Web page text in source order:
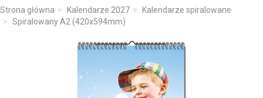
Strona główna Kalendarze 2027
Kalendarze spiralowane
Spiralowany A2 (420x594mm)